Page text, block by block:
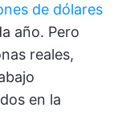
de dólares
año. Pero
reales,
en la